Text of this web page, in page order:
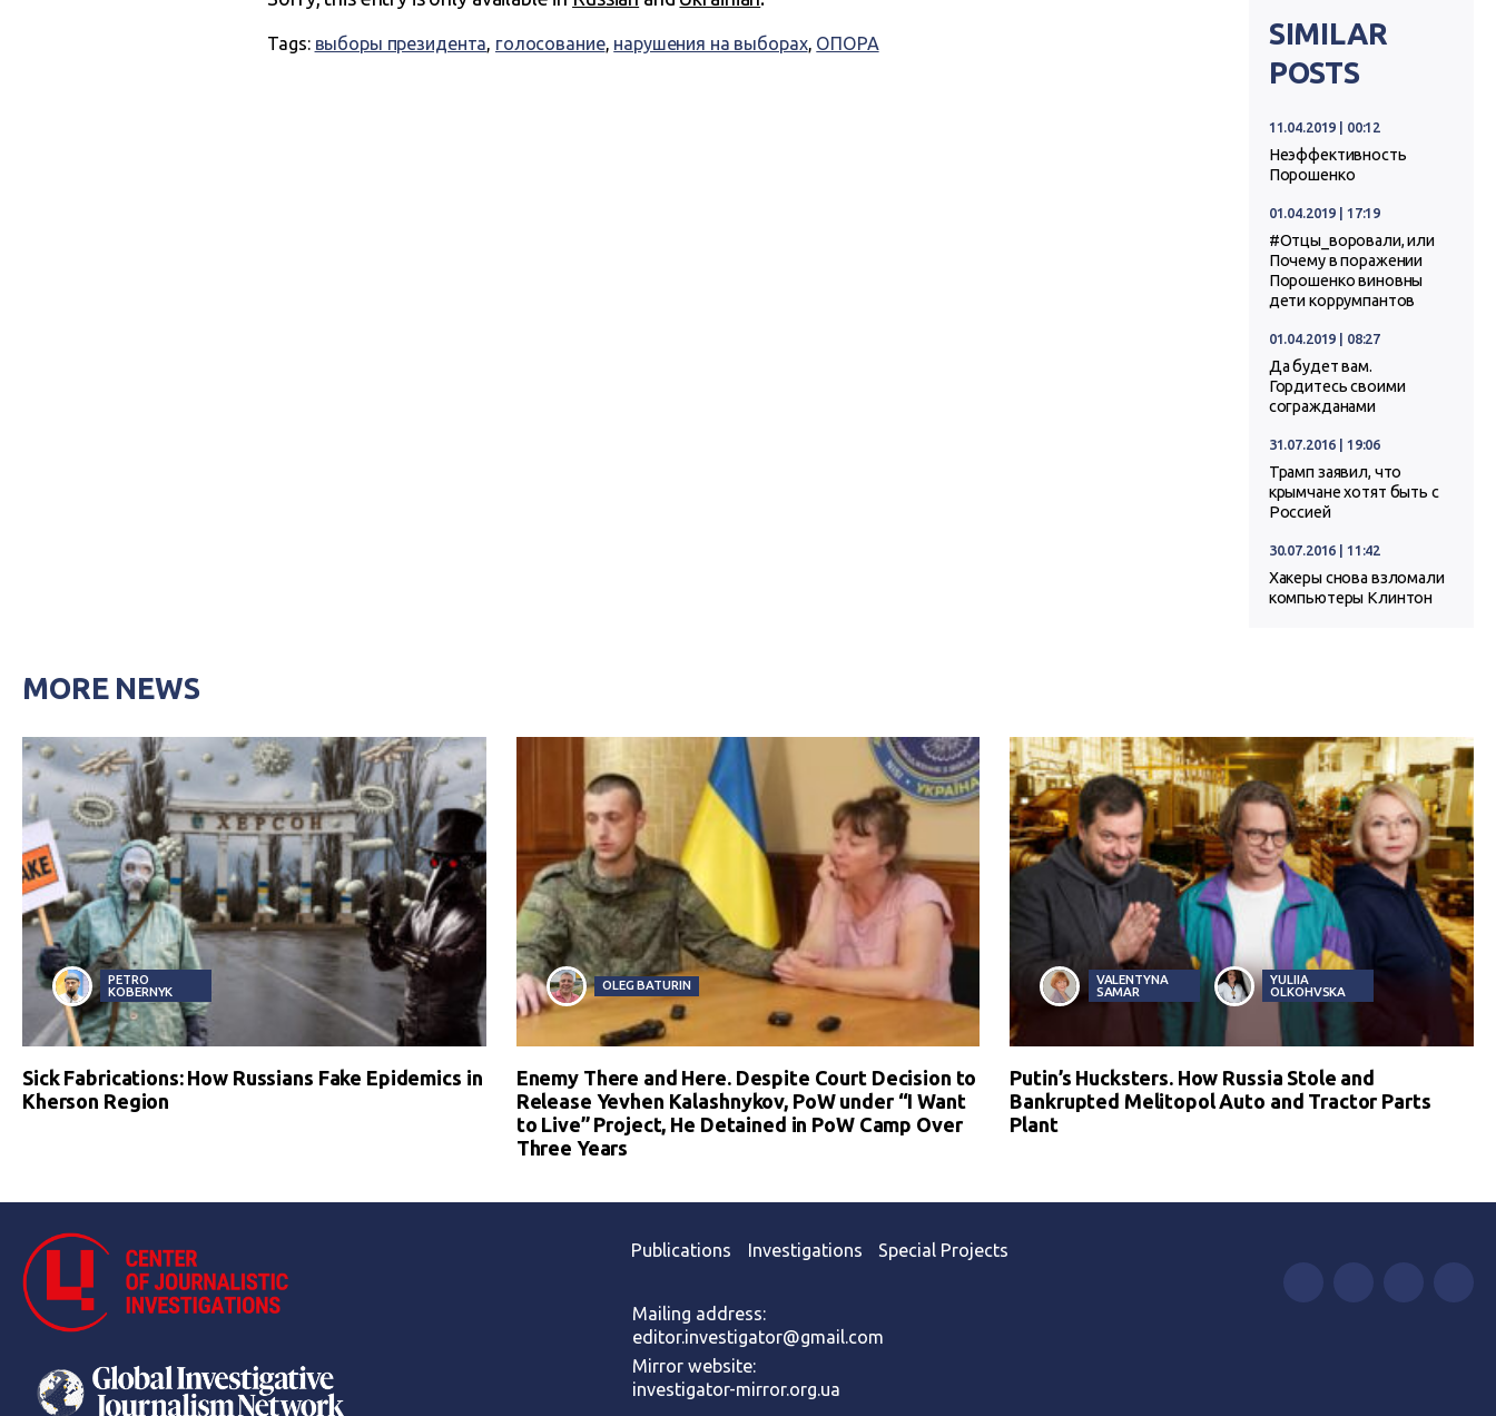
Tags: выборы президента голосование, нарушения на выборах, ОПОРА
SIMILAR
POSTS
11.04.2019 | 00:12
Неэффективность
Порошенко
01.04.2019 | 17:19
#Отцы_воровали, или
Почему в поражении
Порошенко виновны
дети коррумпантов
01.04.2019 | 08:27
Да будет вам.
Гордитесь своими
согражданами
31.07.2016 | 19:06
Трамп заявил, что
крымчане хотят быть с
Россией
30.07.2016 | 11:42
Хакеры снова взломали
компьютеры Клинтон
MORE NEWS
PETRO
KOBERNYK
Sick Fabrications: How Russians Fake Epidemics in
Kherson Region
OLEG BATURIN
Enemy There and Here. Despite Court Decision to
Release Yevhen Kalashnykov, PoW under “I Want
to Live” Project, He Detained in PoW Camp Over
Three Years
VALENTYNA
SAMAR
YULIIA
OLKOHVSKA
Putin’s Hucksters. How Russia Stole and
Bankrupted Melitopol Auto and Tractor Parts
Plant
Publications Investigations Special Projects
Mailing address:
editor.investigator@gmail.com
Mirror website:
investigator-mirror.org.ua